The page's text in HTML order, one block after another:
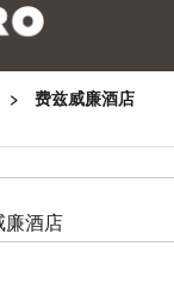
费兹威廉酒店